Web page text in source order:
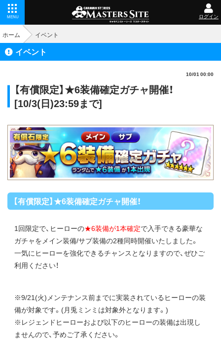
MENU ログイン
ホーム イベント
イベント
10/01 00:00
【有償限定】★6装備確定ガチャ開催！
[10/3(日)23:59まで]
【有償限定】★6装備確定ガチャ開催！
1回限定で、ヒーローの★6装備が1本確定で入手できる豪華な
ガチャをメイン装備/サブ装備の2種同時開催いたしました。
一気にヒーローを強化できるチャンスとなりますので、ぜひご
利用ください！
※9/21(火)メンテナンス前までに実装されているヒーローの装
備が対象です。(月兎ミンミは対象外となります。)
※レジェンドヒーローおよび以下のヒーローの装備は出現し
ませんので、予めご了承ください。